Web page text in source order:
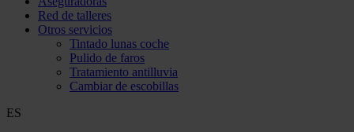
Red de talleres
Otros servicios
Tintado lunas coche
Pulido de faros
Tratamiento antilluvia
Cambiar de escobillas
ES